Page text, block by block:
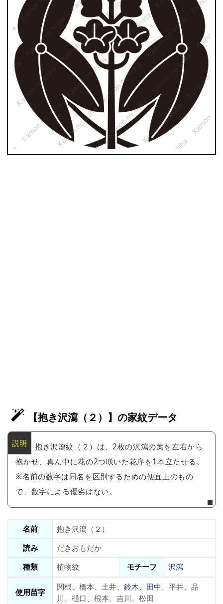
【抱き沢瀉（２）】の家紋データ
抱き沢瀉紋（２）は、2枚の沢瀉の葉を左右から
抱かせ、真ん中に花の2つ咲いた花序を1本立たせる。
※名前の数字は同名を区別するための便宜上のもの
で、数字による優劣はない。
名前
抱き沢瀉（２）
読み
だきおもだか
種類
植物紋 モチーフ 沢瀉
使用苗字
関根、橋本、土井、 鈴木、 田中、平井、品
川、樋口、根本、吉川、松田